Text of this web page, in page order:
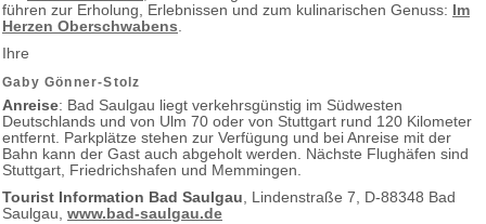
führen zur Erholung, Erlebnissen und zum kulinarischen Genuss:
Im
Herzen Oberschwabens.
Ihre
Gaby Gönner-Stolz
Anreise: Bad Saulgau liegt verkehrsgünstig im Südwesten
Deutschlands und von Ulm 70 oder von Stuttgart rund 120 Kilometer
entfernt. Parkplätze stehen zur Verfügung und bei Anreise mit der
Bahn kann der Gast auch abgeholt werden. Nächste Flughäfen sind
Stuttgart, Friedrichshafen und Memmingen.
Tourist Information Bad Saulgau, Lindenstraße 7, D-88348 Bad
Saulgau, www.bad-saulgau.de